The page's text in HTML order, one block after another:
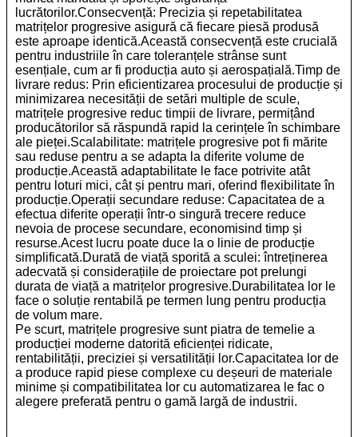
lucrătorilor.Consecvență: Precizia și repetabilitatea
matrițelor progresive asigură că fiecare piesă produsă
este aproape identică.Această consecvență este crucială
pentru industriile în care toleranțele strânse sunt
esențiale, cum ar fi producția auto și aerospațială.Timp de
livrare redus: Prin eficientizarea procesului de producție și
minimizarea necesității de setări multiple de scule,
matrițele progresive reduc timpii de livrare, permițând
producătorilor să răspundă rapid la cerințele în schimbare
ale pieței.Scalabilitate: matrițele progresive pot fi mărite
sau reduse pentru a se adapta la diferite volume de
producție.Această adaptabilitate le face potrivite atât
pentru loturi mici, cât și pentru mari, oferind flexibilitate în
producție.Operații secundare reduse: Capacitatea de a
efectua diferite operații într-o singură trecere reduce
nevoia de procese secundare, economisind timp și
resurse.Acest lucru poate duce la o linie de producție
simplificată.Durată de viață sporită a sculei: întreținerea
adecvată și considerațiile de proiectare pot prelungi
durata de viață a matrițelor progresive.Durabilitatea lor le
face o soluție rentabilă pe termen lung pentru producția
de volum mare.
Pe scurt, matrițele progresive sunt piatra de temelie a
producției moderne datorită eficienței ridicate,
rentabilității, preciziei și versatilității lor.Capacitatea lor de
a produce rapid piese complexe cu deșeuri de materiale
minime și compatibilitatea lor cu automatizarea le fac o
alegere preferată pentru o gamă largă de industrii.